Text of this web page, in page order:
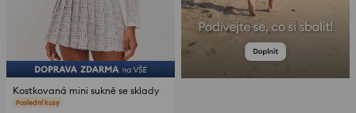
Kostkovaná mini sukně se sklady
recenze (21)